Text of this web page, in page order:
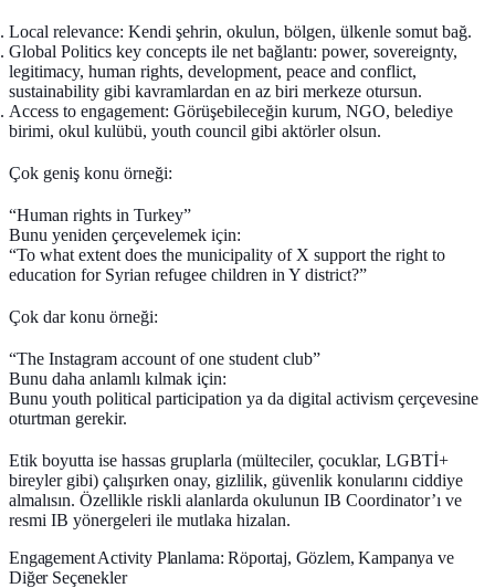
Local relevance: Kendi şehrin, okulun, bölgen, ülkenle somut bağ.
Global Politics key concepts ile net bağlantı: power, sovereignty,
legitimacy, human rights, development, peace and conflict,
sustainability gibi kavramlardan en az biri merkeze otursun.
Access to engagement: Görüşebileceğin kurum, NGO, belediye
birimi, okul kulübü, youth council gibi aktörler olsun.
Çok geniş konu örneği:
“Human rights in Turkey”
Bunu yeniden çerçevelemek için:
“To what extent does the municipality of X support the right to
education for Syrian refugee children in Y district?”
Çok dar konu örneği:
“The Instagram account of one student club”
Bunu daha anlamlı kılmak için:
Bunu youth political participation ya da digital activism çerçevesine
oturtman gerekir.
Etik boyutta ise hassas gruplarla (mülteciler, çocuklar, LGBTİ+
bireyler gibi) çalışırken onay, gizlilik, güvenlik konularını ciddiye
almalısın. Özellikle riskli alanlarda okulunun IB Coordinator’ı ve
resmi IB yönergeleri ile mutlaka hizalan.
Engagement Activity Planlama: Röportaj, Gözlem, Kampanya ve
Diğer Seçenekler